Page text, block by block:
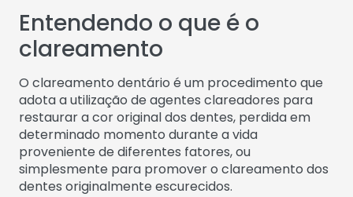
Entendendo o que é o
clareamento
O clareamento dentário é um procedimento que
adota a utilização de agentes clareadores para
restaurar a cor original dos dentes, perdida em
determinado momento durante a vida
proveniente de diferentes fatores, ou
simplesmente para promover o clareamento dos
dentes originalmente escurecidos.